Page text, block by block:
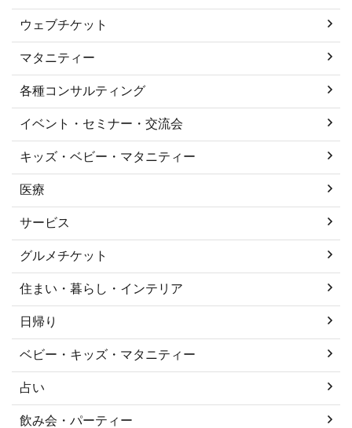
ウェブチケット
マタニティー
各種コンサルティング
イベント・セミナー・交流会
キッズ・ベビー・マタニティー
医療
サービス
グルメチケット
住まい・暮らし・インテリア
日帰り
ベビー・キッズ・マタニティー
占い
飲み会・パーティー